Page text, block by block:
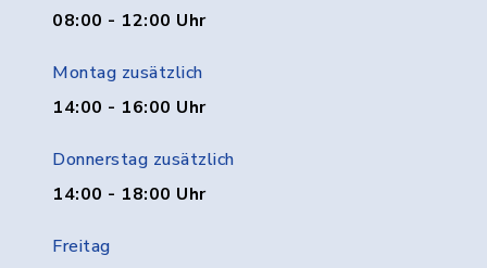
08:00 - 12:00 Uhr
Montag zusätzlich
14:00 - 16:00 Uhr
Donnerstag zusätzlich
14:00 - 18:00 Uhr
Freitag